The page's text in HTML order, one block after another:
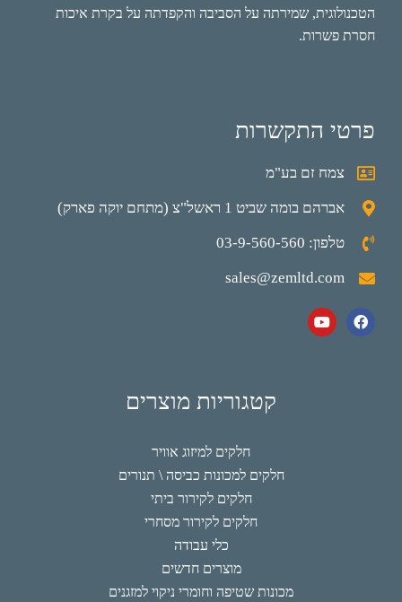
הטכנולוגית, שמירתה על הסביבה והקפדתה על בקרת איכות
חסרת פשרות.
פרטי התקשרות
צמח זם בע"מ
אברהם בומה שביט 1 ראשל"צ (מתחם יוקה פארק)
טלפון: 03-9-560-560
sales@zemltd.com
קטגוריות מוצרים
חלקים למיזוג אוויר
חלקים למכונות כביסה \ תנורים
חלקים לקירור ביתי
חלקים לקירור מסחרי
כלי עבודה
מוצרים חדשים
מכונות שטיפה וחומרי ניקוי למזגנים